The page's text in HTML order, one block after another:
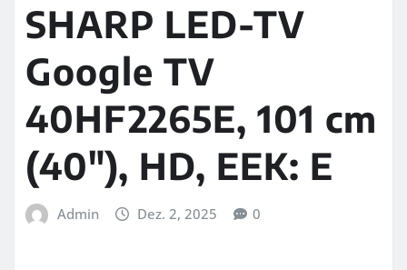
SHARP LED-TV
Google TV
40HF2265E, 101 cm
(40″), HD, EEK: E
Admin Dez. 2, 2025 0